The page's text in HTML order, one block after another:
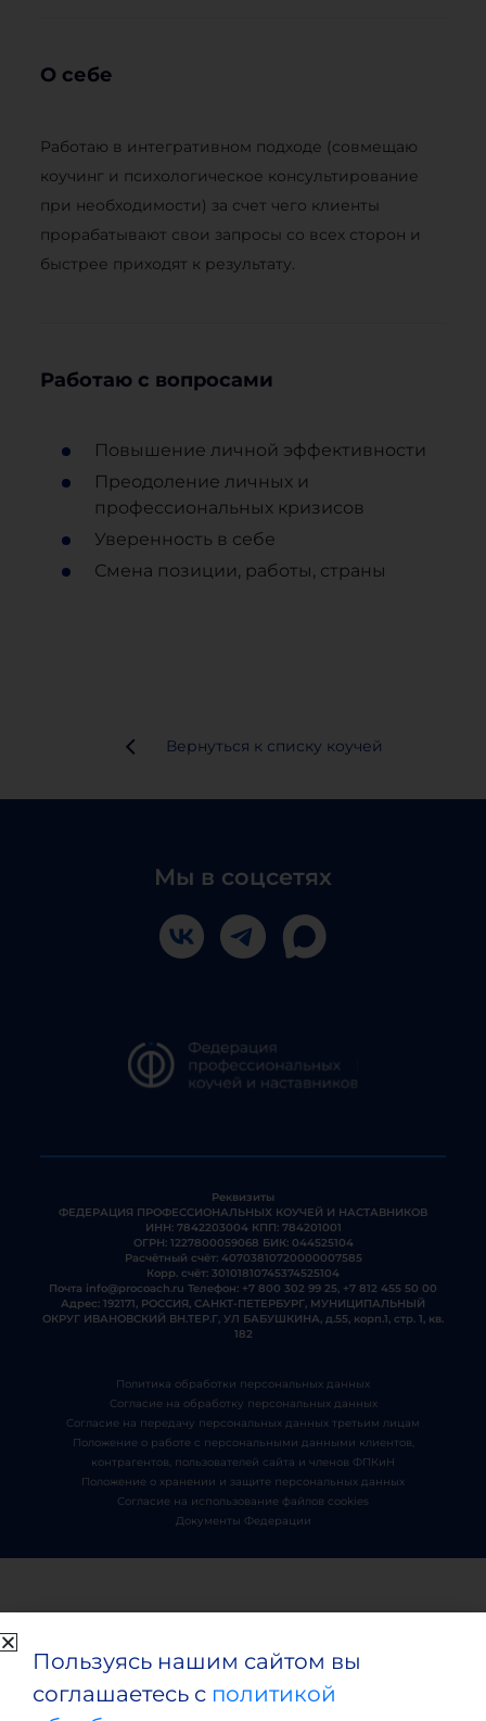
О себе
Работаю в интегративном подходе (совмещаю
коучинг и психологическое консультирование
при необходимости) за счет чего клиенты
прорабатывают свои запросы со всех сторон и
быстрее приходят к результату.
Работаю с вопросами
Повышение личной эффективности
Преодоление личных и
профессиональных кризисов
Уверенность в себе
Смена позиции, работы, страны
Вернуться к списку коучей
Мы в соцсетях
Реквизиты
ФЕДЕРАЦИЯ ПРОФЕССИОНАЛЬНЫХ КОУЧЕЙ И НАСТАВНИКОВ
ИНН: 7842203004 КПП: 784201001
ОГРН: 1227800059068 БИК: 044525104
Расчётный счёт: 40703810720000007585
Корр. счёт: 30101810745374525104
Почта info@procoach.ru Телефон: +7 800 302 99 25, +7 812 455 50 00
Адрес: 192171, РОССИЯ, САНКТ-ПЕТЕРБУРГ, МУНИЦИПАЛЬНЫЙ
ОКРУГ ИВАНОВСКИЙ ВН.ТЕР.Г, УЛ БАБУШКИНА, д.55, корп.1, стр. 1, кв.
182
Политика обработки персональных данных
Согласие на обработку персональных данных
Согласие на передачу персональных данных третьим лицам
Положение о работе с персональными данными клиентов,
контрагентов, пользователей сайта и членов ФПКиН
Положение о хранении и защите персональных данных
Согласие на использование файлов cookies
Документы Федерации
Пользуясь нашим сайтом вы
соглашаетесь с политикой